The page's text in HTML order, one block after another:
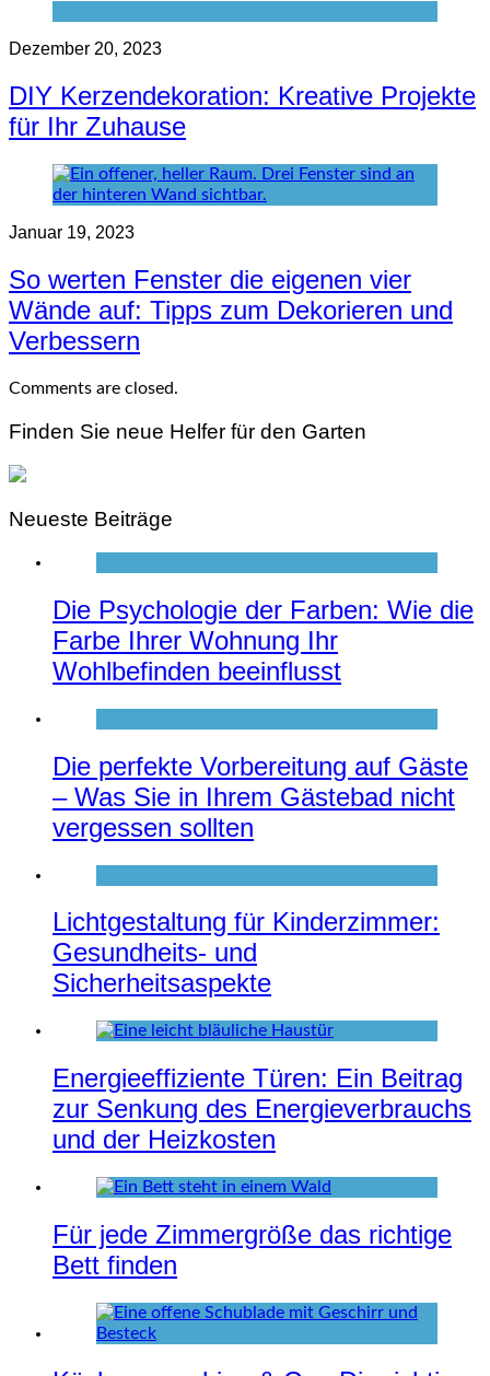
Dezember 20, 2023
DIY Kerzendekoration: Kreative Projekte
für Ihr Zuhause
Januar 19, 2023
So werten Fenster die eigenen vier
Wände auf: Tipps zum Dekorieren und
Verbessern
Comments are closed.
Finden Sie neue Helfer für den Garten
Neueste Beiträge
Die Psychologie der Farben: Wie die
Farbe Ihrer Wohnung Ihr
Wohlbefinden beeinflusst
Die perfekte Vorbereitung auf Gäste
– Was Sie in Ihrem Gästebad nicht
vergessen sollten
Lichtgestaltung für Kinderzimmer:
Gesundheits- und
Sicherheitsaspekte
Energieeffiziente Türen: Ein Beitrag
zur Senkung des Energieverbrauchs
und der Heizkosten
Für jede Zimmergröße das richtige
Bett finden